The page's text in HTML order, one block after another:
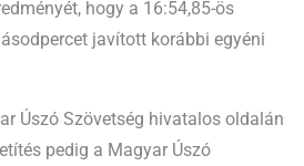
hogy a 16:54,85-ös
javított korábbi egyéni
Úszó Szövetség hivatalos oldalán
pedig a Magyar Úszó